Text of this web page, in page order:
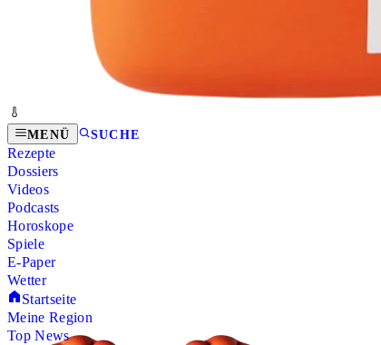
MENÜ SUCHE
Rezepte
Dossiers
Videos
Podcasts
Horoskope
Spiele
E-Paper
Wetter
Startseite
Meine Region
Top News